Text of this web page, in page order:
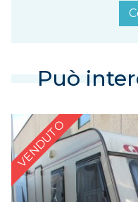
Può
VENDUTO